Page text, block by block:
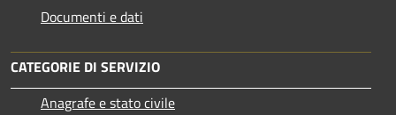
Documenti e dati
CATEGORIE DI SERVIZIO
Anagrafe e stato civile